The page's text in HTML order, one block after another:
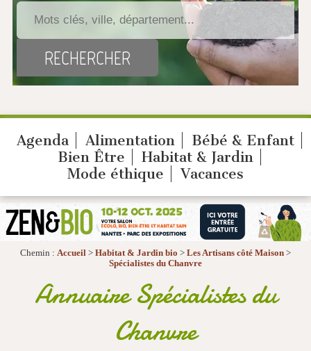
Agenda Alimentation
Bébé & Enfant
Bien Être
Habitat & Jardin
Mode éthique
Vacances
Chemin : Accueil > Habitat & Jardin bio > Les Artisans côté Maison >
Spécialistes du Chanvre
Annuaire Spécialistes du
Chanvre